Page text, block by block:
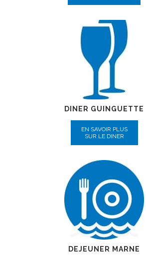
DINER GUINGUETTE
EN SAVOIR PLUS
SUR LE DINER
DEJEUNER MARNE